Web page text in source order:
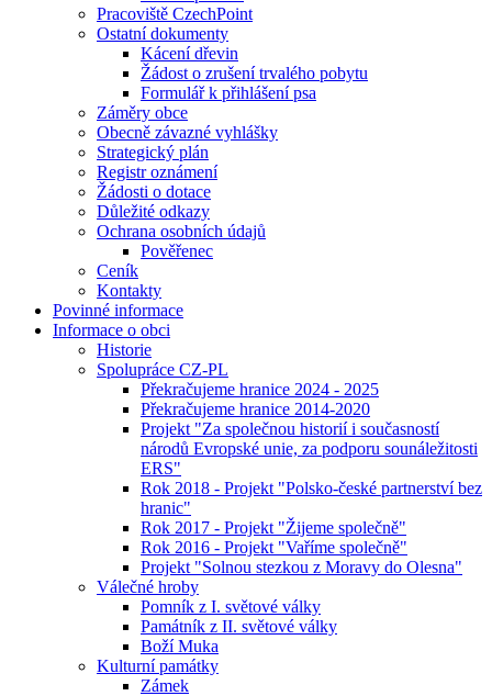
Pracoviště CzechPoint
Ostatní dokumenty
Kácení dřevin
Žádost o zrušení trvalého pobytu
Formulář k přihlášení psa
Záměry obce
Obecně závazné vyhlášky
Strategický plán
Registr oznámení
Žádosti o dotace
Důležité odkazy
Ochrana osobních údajů
Pověřenec
Ceník
Kontakty
Povinné informace
Informace o obci
Historie
Spolupráce CZ-PL
Překračujeme hranice 2024 - 2025
Překračujeme hranice 2014-2020
Projekt "Za společnou historií i současností
národů Evropské unie, za podporu sounáležitosti
ERS"
Rok 2018 - Projekt "Polsko-české partnerství bez
hranic"
Rok 2017 - Projekt "Žijeme společně"
Rok 2016 - Projekt "Vaříme společně"
Projekt "Solnou stezkou z Moravy do Olesna"
Válečné hroby
Pomník z I. světové války
Památník z II. světové války
Boží Muka
Kulturní památky
Zámek